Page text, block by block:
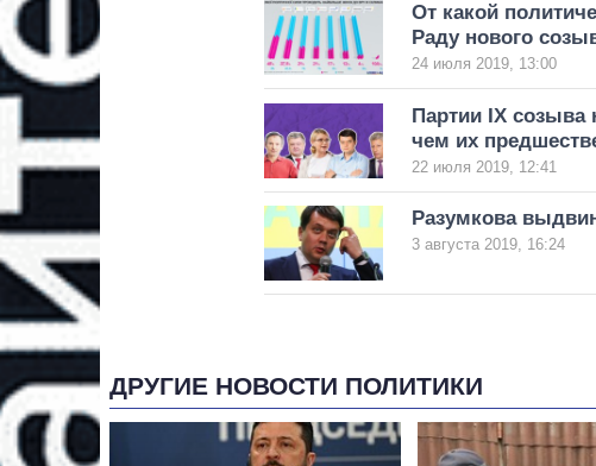
От какой
Раду нового
24 июля 2019, 13:00
Партии IX созыва
чем их
22 июля 2019, 12:41
Разумкова
3 августа 2019, 16:24
ДРУГИЕ НОВОСТИ ПОЛИТИКИ